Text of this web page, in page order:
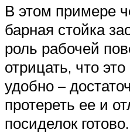
В этом примере
барная стойка
роль рабочей
отрицать, что
удобно –
протереть ее и
посиделок готово.